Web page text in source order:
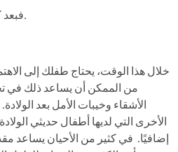
فبعد كل شيء، هناك الكثير سيتغير.
خلال هذا الوقت، يحتاج طفلك إلى
من الممكن أن يساعد ذلك في
الأشقاء وخيبات الأمل بعد
الأخرى التي لديها أطفال حديثي
إضافيًا. في كثير من الأحيان يساعد